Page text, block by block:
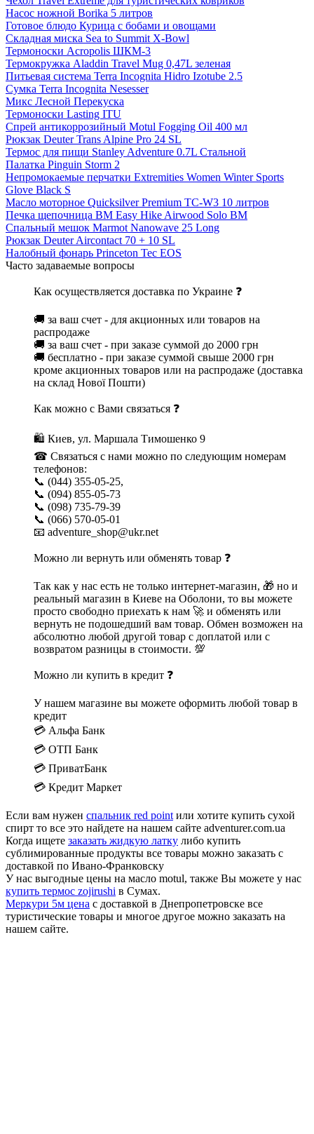
Насос ножной Borika 5 литров
Готовое блюдо Курица с бобами и овощами
Складная миска Sea to Summit X-Bowl
Термоноски Acropolis ШКМ-3
Термокружка Aladdin Travel Mug 0,47L зеленая
Питьевая система Terra Incognita Hidro Izotube 2.5
Сумка Terra Incognita Nesesser
Микс Лесной Перекуска
Термоноски Lasting ITU
Спрей антикоррозийный Motul Fogging Oil 400 мл
Рюкзак Deuter Trans Alpine Pro 24 SL
Термос для пищи Stanley Adventure 0.7L Стальной
Палатка Pinguin Storm 2
Непромокаемые перчатки Extremities Women Winter Sports
Glove Black S
Масло моторное Quicksilver Premium TC-W3 10 литров
Печка щепочница BM Easy Hike Airwood Solo BM
Спальный мешок Marmot Nanowave 25 Long
Рюкзак Deuter Aircontact 70 + 10 SL
Налобный фонарь Princeton Tec EOS
Часто задаваемые вопросы
Как осуществляется доставка по Украине ❓
🚚 за ваш счет - для акционных или товаров на
распродаже
🚚 за ваш счет - при заказе суммой до 2000 грн
🚚 бесплатно - при заказе суммой свыше 2000 грн
кроме акционных товаров или на распродаже (доставка
на склад Нової Пошти)
Как можно с Вами связаться ❓
🛍 Киев, ул. Маршала Тимошенко 9
☎ Связаться с нами можно по следующим номерам
телефонов:
📞 (044) 355-05-25,
📞 (094) 855-05-73
📞 (098) 735-79-39
📞 (066) 570-05-01
📧 adventure_shop@ukr.net
Можно ли вернуть или обменять товар ❓
Так как у нас есть не только интернет-магазин, 🎁 но и
реальный магазин в Киеве на Оболони, то вы можете
просто свободно приехать к нам 🚀 и обменять или
вернуть не подошедший вам товар. Обмен возможен на
абсолютно любой другой товар с доплатой или с
возвратом разницы в стоимости. 💯
Можно ли купить в кредит ❓
У нашем магазине вы можете оформить любой товар в
кредит
💳 Альфа Банк
💳 ОТП Банк
💳 ПриватБанк
💳 Кредит Маркет
Если вам нужен спальник red point или хотите купить сухой
спирт то все это найдете на нашем сайте adventurer.com.ua
Когда ищете заказать жидкую латку либо купить
сублимированные продукты все товары можно заказать с
доставкой по Ивано-Франковску
У нас выгодные цены на масло motul, также Вы можете у нас
купить термос zojirushi в Сумах.
Меркури 5м цена с доставкой в Днепропетровске все
туристические товары и многое другое можно заказать на
нашем сайте.